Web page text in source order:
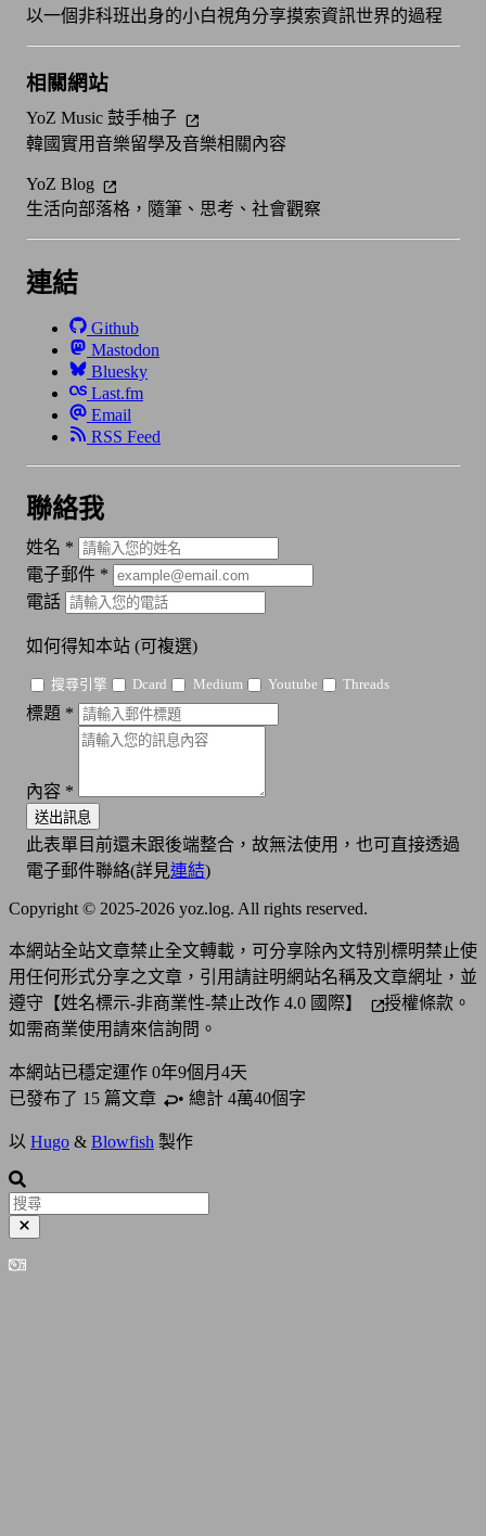
以一個非科班出身的小白視角分享摸索資訊世界的過程
相關網站
YoZ Music 鼓手柚子
韓國實用音樂留學及音樂相關內容
YoZ Blog
生活向部落格，隨筆、思考、社會觀察
連結
Github
Mastodon
Bluesky
Last.fm
Email
RSS Feed
聯絡我
姓名 *
電子郵件 *
電話
如何得知本站 (可複選)
搜尋引擎 Dcard Medium Youtube Threads
標題 *
內容 *
送出訊息
此表單目前還未跟後端整合，故無法使用，也可直接透過
電子郵件聯絡(詳見連結)
Copyright © 2025-2026 yoz.log. All rights reserved.
本網站全站文章禁止全文轉載，可分享除內文特別標明禁止使
用任何形式分享之文章，引用請註明網站名稱及文章網址，並
遵守 【姓名標示-非商業性-禁止改作 4.0 國際】
授權條款。
如需商業使用請來信詢問。
本網站已穩定運作 0年9個月4天
已發布了 15 篇文章 • 總計 4萬40個字
以 Hugo & Blowfish 製作